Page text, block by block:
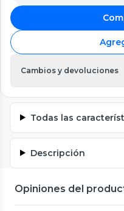
Cambios y devoluciones
Todas las
Descripción
Opiniones del